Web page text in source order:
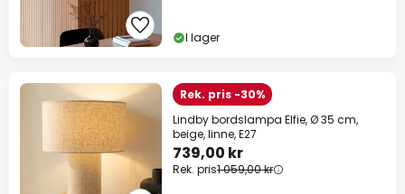
I lager
Rek. pris -30%
Lindby bordslampa Elfie, Ø 35 cm,
beige, linne, E27
739,00 kr
Rek. pris1 059,00 kr